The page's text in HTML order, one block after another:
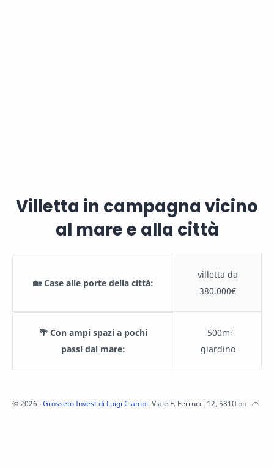
Villetta in campagna vicino
al mare e alla città
🏡 Case alle porte della città:
villetta da
380.000€
🌴 Con ampi spazi a pochi
passi dal mare:
500m²
giardino
©2026 ‧Grosseto Invest di Luigi Ciampi. Viale F. Ferrucci 12, 58100